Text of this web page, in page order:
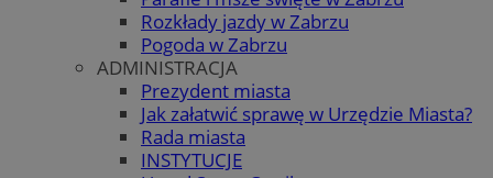
Rozkłady jazdy w Zabrzu
Pogoda w Zabrzu
ADMINISTRACJA
Prezydent miasta
Jak załatwić sprawę w Urzędzie Miasta?
Rada miasta
INSTYTUCJE